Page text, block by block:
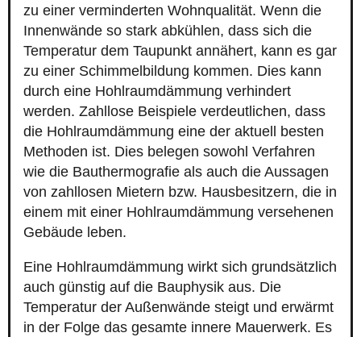
zu einer verminderten Wohnqualität. Wenn die
Innenwände so stark abkühlen, dass sich die
Temperatur dem Taupunkt annähert, kann es gar
zu einer Schimmelbildung kommen. Dies kann
durch eine Hohlraumdämmung verhindert
werden. Zahllose Beispiele verdeutlichen, dass
die Hohlraumdämmung eine der aktuell besten
Methoden ist. Dies belegen sowohl Verfahren
wie die Bauthermografie als auch die Aussagen
von zahllosen Mietern bzw. Hausbesitzern, die in
einem mit einer Hohlraumdämmung versehenen
Gebäude leben.
Eine Hohlraumdämmung wirkt sich grundsätzlich
auch günstig auf die Bauphysik aus. Die
Temperatur der Außenwände steigt und erwärmt
in der Folge das gesamte innere Mauerwerk. Es